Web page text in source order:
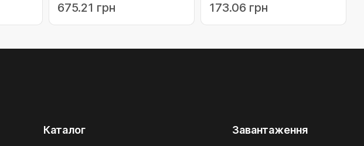
675.21 грн 173.06 грн
Каталог Завантаження